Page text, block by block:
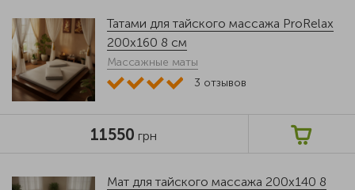
Татами для тайского массажа ProRelax
200х160 8 см
Массажные маты
3 отзывов
11550 грн
Мат для тайского массажа 200x140 8